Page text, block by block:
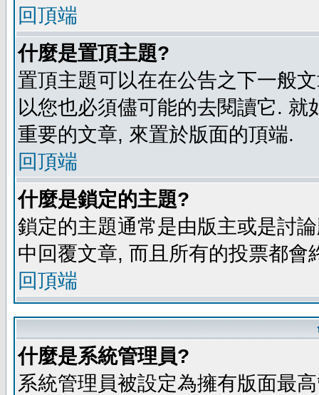
回頂端
什麼是置頂主題?
置頂主題可以在在公告之下一般
以您也必須儘可能的去閱讀它.
重要的文章, 來置於版面的頂端.
回頂端
什麼是鎖定的主題?
鎖定的主題通常是由版主或是討
中回覆文章, 而且所有的投票都
回頂端
什麼是系統管理員?
系統管理員被設定為擁有版面最